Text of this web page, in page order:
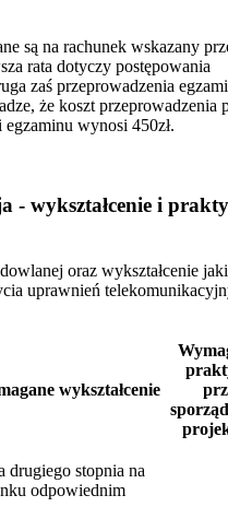
są na rachunek wskazany
rata dotyczy postępowania
zaś przeprowadzenia
że koszt przeprowadzenia
wynosi 450zł.
- wykształcenie i
oraz wykształcenie
uprawnień
wykształcenie
drugiego stopnia na
odpowiednim